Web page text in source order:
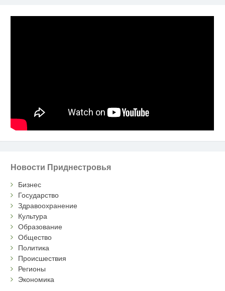
Новости Приднестровья
Бизнес
Государство
Здравоохранение
Культура
Образование
Общество
Политика
Происшествия
Регионы
Экономика